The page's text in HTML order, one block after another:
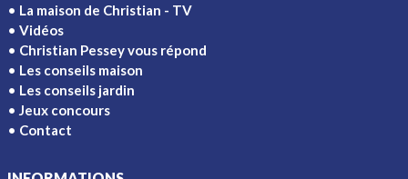
La maison de Christian - TV
Vidéos
Christian Pessey vous répond
Les conseils maison
Les conseils jardin
Jeux concours
Contact